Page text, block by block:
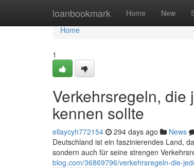
loanbookmark Home New
Home
Home
1
Verkehrsregeln,
kennen sollte
ellaycyh772154 294 days ago News
Deutschland ist ein faszinierendes Land,
sondern auch für seine strengen
blog.com/36869796/verkehrsregeln-die-